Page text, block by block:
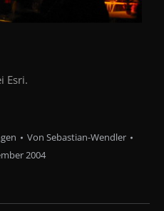
Esri.
Von Sebastian-Wendler
2004